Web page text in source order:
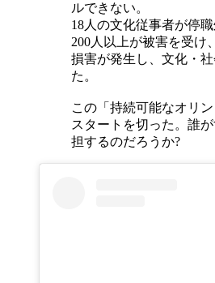
ルできない。
18人の文化従事者が停職
200人以上が被害を受け
損害が発生し、文化・
た。
この「持続可能なオリ
スタートを切った。誰
担するのだろうか?